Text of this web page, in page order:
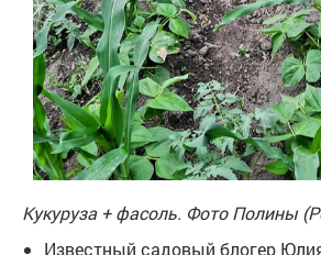
Кукуруза + фасоль. Фото Полины
Известный садовый блогер